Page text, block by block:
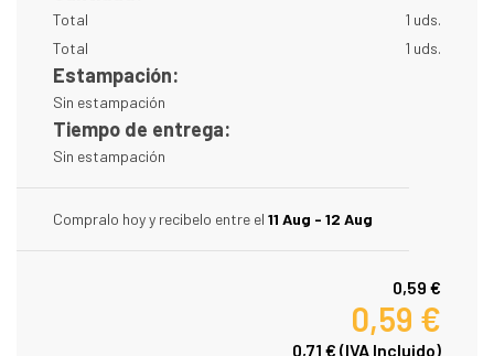
Total
1 uds.
Total
1 uds.
Estampación:
Sin estampación
Tiempo de entrega:
Sin estampación
Compralo hoy y recibelo entre el 11 Aug - 12 Aug
0,59 €
0,59 €
0,71 € (IVA Incluido)